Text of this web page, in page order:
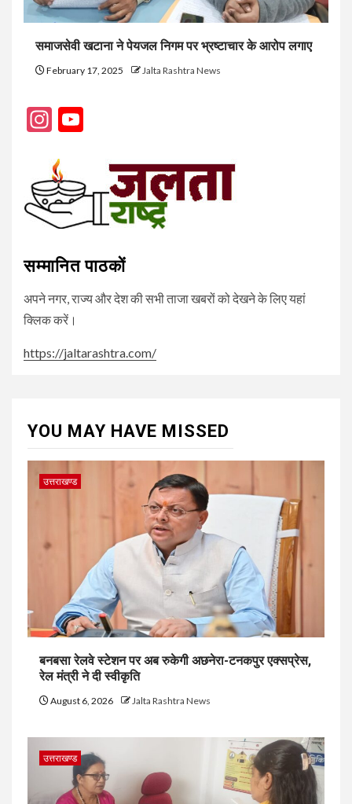
समाजसेवी खटाना ने पेयजल निगम पर भ्रष्टाचार के आरोप लगाए
February 17, 2025 Jalta Rashtra News
Instagram
सम्मानित पाठकों
अपने नगर, राज्य और देश की सभी ताजा खबरों को देखने के लिए यहां
क्लिक करें।
https://jaltarashtra.com/
YOU MAY HAVE MISSED
उत्तराखण्ड
बनबसा रेलवे स्टेशन पर अब रुकेगी अछनेरा-टनकपुर एक्सप्रेस,
रेल मंत्री ने दी स्वीकृति
August 6, 2026 Jalta Rashtra News
उत्तराखण्ड